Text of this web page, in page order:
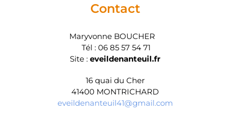
Contact
Maryvonne BOUCHER
Tél : 06 85 57 54 71
Site : eveildenanteuil.fr
16 quai du Cher
41400 MONTRICHARD
eveildenanteuil41@gmail.com